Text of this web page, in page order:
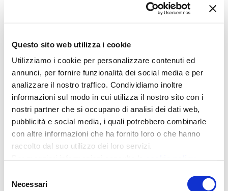
Questo sito web utilizza i cookie
Utilizziamo i cookie per personalizzare contenuti ed
annunci, per fornire funzionalità dei social media e per
analizzare il nostro traffico. Condividiamo inoltre
informazioni sul modo in cui utilizza il nostro sito con i
nostri partner che si occupano di analisi dei dati web,
pubblicità e social media, i quali potrebbero combinarle
con altre informazioni che ha fornito loro o che hanno
raccolto dal suo utilizzo dei loro servizi.
delNecessari
credito creditoefinanza
fiaip finanziamenti Pmi
immobiliare imprese
mediazione creditizia mikeferry